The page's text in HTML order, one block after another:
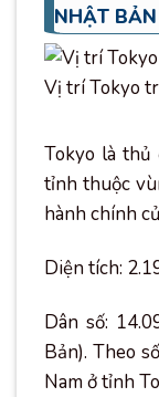
NHẬT BẢN
Vị trí Tokyo
Tokyo là
tỉnh thuộc
hành chính
Diện tích:
Dân số:
Bản). Theo
Nam ở tỉnh